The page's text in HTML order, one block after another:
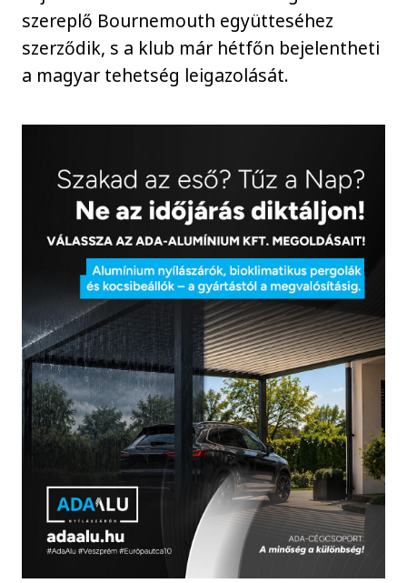
szereplő Bournemouth együtteséhez
szerződik, s a klub már hétfőn bejelentheti
a magyar tehetség leigazolását.